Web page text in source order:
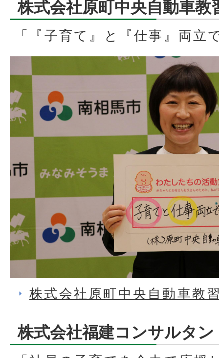
株式会社原町中央自動車教
「『子育て』と『仕事』両立
株式会社原町中央自動車教
株式会社福建コンサルタン